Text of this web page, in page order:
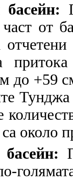
басейн:
от
до +59
около